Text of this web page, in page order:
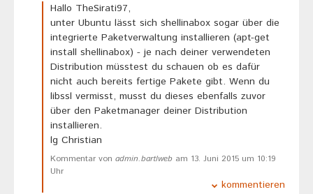
Hallo TheSirati97,
unter Ubuntu lässt sich shellinabox sogar über die
integrierte Paketverwaltung installieren (apt-get
install shellinabox) - je nach deiner verwendeten
Distribution müsstest du schauen ob es dafür
nicht auch bereits fertige Pakete gibt. Wenn du
libssl vermisst, musst du dieses ebenfalls zuvor
über den Paketmanager deiner Distribution
installieren.
lg Christian
Kommentar von admin.bartlweb am 13. Juni 2015 um 10:19
Uhr
kommentieren